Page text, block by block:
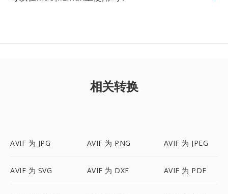
相关转换
AVIF 为 JPG AVIF 为 PNG AVIF 为 JPEG
AVIF 为 SVG AVIF 为 DXF AVIF 为 PDF